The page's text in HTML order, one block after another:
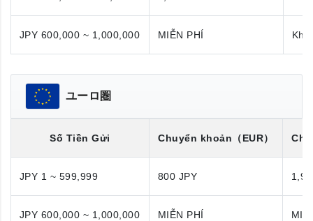
JPY 600,000 ~ 1,000,000 MIỄN PHÍ
ユーロ圏
Số Tiền Gửi Chuyển khoản （EUR）
JPY 1 ~ 599,999 800 JPY
JPY 600,000 ~ 1,000,000 MIỄN PHÍ